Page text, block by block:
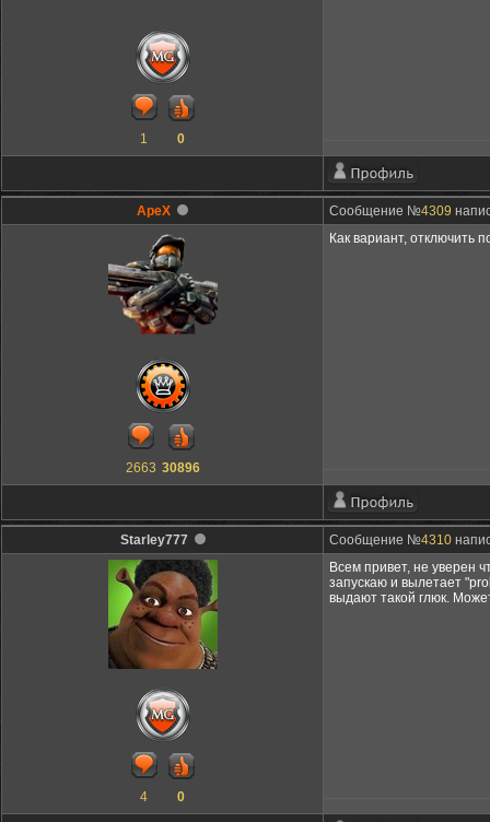
1 0
ApeX Сообщение №4309
2663 30896
Как вариант, отключить
Starley777 Сообщение №4310
4 0
Всем привет, не уверен
запускаю и вылетает
выдают такой глюк.